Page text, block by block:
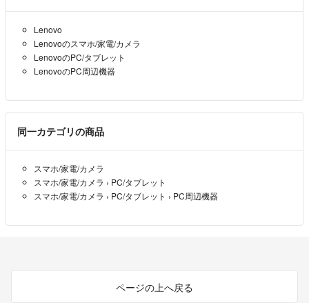
Lenovo
Lenovoのスマホ/家電/カメラ
LenovoのPC/タブレット
LenovoのPC周辺機器
同一カテゴリの商品
スマホ/家電/カメラ
スマホ/家電/カメラ › PC/タブレット
スマホ/家電/カメラ › PC/タブレット › PC周辺機器
ページの上へ戻る